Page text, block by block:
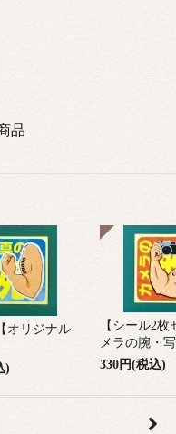
品
オリジナル
)
【シール2
メラの腕・
330円(税込)